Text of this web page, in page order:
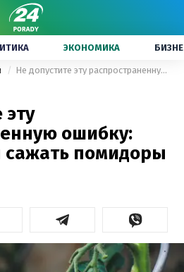
ЭКОНОМИКА
Не допустите эту распространенную ошибку: когда нельзя сажать помидоры
эту
ошибку:
сажать помидоры